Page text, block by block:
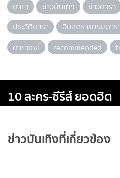
ดารา ข่าวบันเทิง ข่าวดารา
ประวัติดารา
อินสตราแกรมดารา
ดาราเดลี่
recommended
10 ละคร-ซีรีส์ ยอดฮิต
ข่าวบันเทิงที่เกี่ยวข้อง